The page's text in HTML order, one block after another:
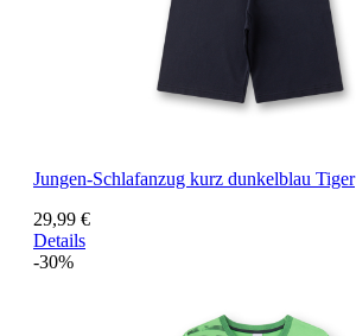
Jungen-Schlafanzug kurz dunkelblau Tiger
29,99 €
Details
-30%